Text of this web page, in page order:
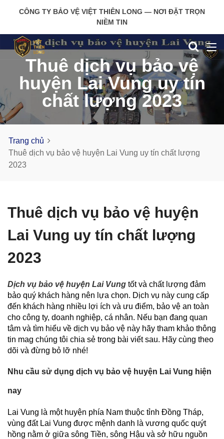
CÔNG TY BẢO VỆ VIỆT THIÊN LONG — NƠI ĐẶT TRỌN
NIỀM TIN
Thuê dịch vụ bảo vệ
huyện Lai Vung uy tín
chất lượng 2023
Trang chủ
Thuê dịch vụ bảo vệ huyện Lai Vung uy tín chất lượng
2023
Thuê dịch vụ bảo vệ huyện
Lai Vung uy tín chất lượng
2023
Dịch vụ bảo vệ huyện Lai Vung tốt và chất lượng đảm
bảo quý khách hàng nên lựa chọn. Dịch vụ này cung cấp
đến khách hàng nhiều lợi ích và ưu điểm, bảo vệ an toàn
cho công ty, doanh nghiệp, cá nhân. Nếu bạn đang quan
tâm và tìm hiểu về dịch vụ bảo vệ này hãy tham khảo thông
tin mag chúng tôi chia sẻ trong bài viết sau. Hãy cùng theo
dõi và đừng bỏ lỡ nhé!
Nhu cầu sử dụng dịch vụ bảo vệ huyện Lai Vung hiện
nay
Lai Vung là một huyện phía Nam thuộc tỉnh Đồng Tháp,
vùng đất Lai Vung được mệnh danh là vương quốc quýt
hồng nằm ở giữa sông Tiền, sông Hậu và sở hữu nguồn